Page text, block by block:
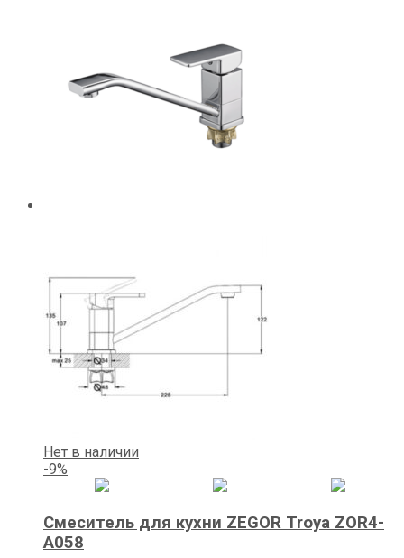
Нет в наличии
-9%
Смеситель для кухни ZEGOR Trоya ZOR4-
A058